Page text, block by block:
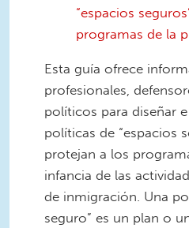
“espacios
programas de la
Esta guía ofrece
profesionales,
políticos para diseñar
políticas de “espacios
protejan a los
infancia de las
de inmigración. Una
seguro” es un plan o